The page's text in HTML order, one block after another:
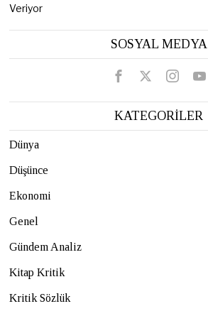
Veriyor
SOSYAL MEDYA
KATEGORİLER
Dünya
Düşünce
Ekonomi
Genel
Gündem Analiz
Kitap Kritik
Kritik Sözlük